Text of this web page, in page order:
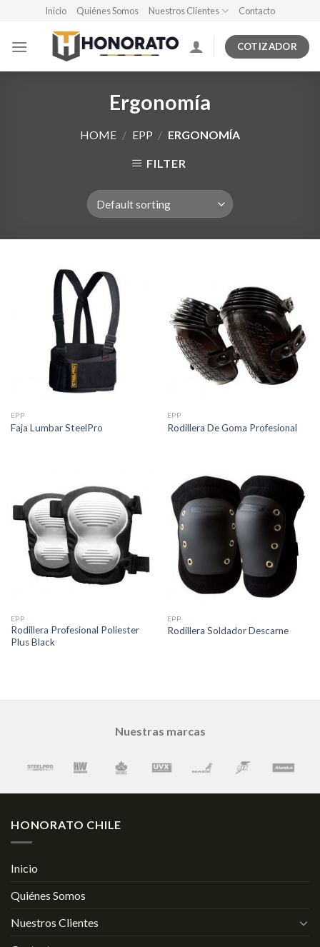
content
Inicio Quiénes Somos Nuestros Clientes Contacto
COTIZADOR
Ergonomía
HOME / EPP / ERGONOMÍA
FILTER
EPP
Faja Lumbar SteelPro
EPP
Rodillera De Goma Profesional
EPP
Rodillera Profesional Poliester
Plus Black
EPP
Rodillera Soldador Descarne
Nuestras marcas
HONORATO CHILE
Inicio
Quiénes Somos
Nuestros Clientes